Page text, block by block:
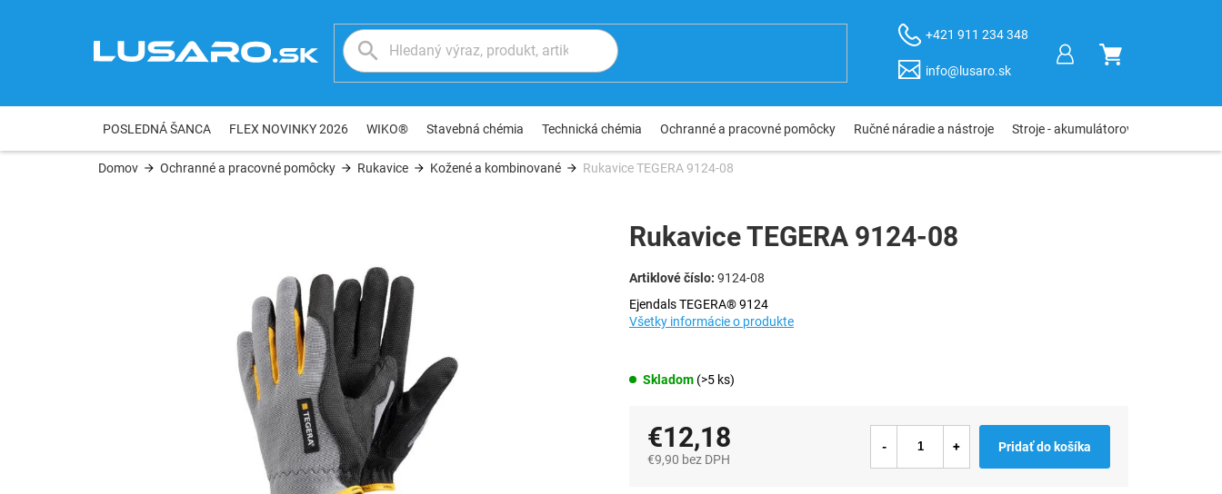
+421 911 234 348
info@lusaro.sk
NÁKUPNÝ
POSLEDNÁ ŠANCA FLEX NOVINKY 2026 WIKO® Stavebná chémia Technická chémia Ochranné a pracovné pomôcky Ručné náradie a nástroje Stroje - akumulátorové, elektro,
Domov Ochranné a pracovné pomôcky Rukavice Kožené a kombinované Rukavice TEGERA 9124-08
Skladom (>5 ks)
Ejendals TEGERA® 9124
Všetky informácie o produkte
Rukavice TEGERA 9124-08
9124-08
€12,18
€9,90 bez DPH
Pridať do košíka